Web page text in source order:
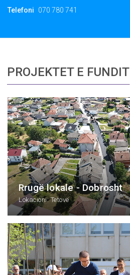
Telefoni
070 780 741
PROJEKTET E FUNDIT
Rrugë lokale - Dobrosht
Lokacioni: Tetovë